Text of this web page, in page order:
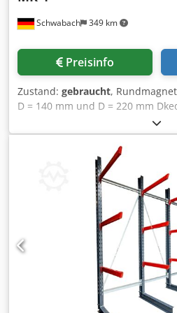
zuentnehmen). - Beidseitig
Führungssystem X-Achse: Der
bombierter Zahnform - Dies
Das Untersetzungsgetriebe
Bearbeitungsqualität und
Lagerung erfolgt mittels
geschliffenen Linearführungen
Kugelumlaufbacken. -
Lagerung erfolgt mittels
geschliffenen Linearführungen
Kugelumlaufbacken. Die Y-
geschliffenen
Führungssystem Z-Achse: Die
gekapselter, auf gehärteten und
Linearführungen laufenden
Achse wird mittels einer
positioniert. - Automatische
Schwabach 349 km
Preisinfo
Zustand: gebraucht,
D = 140 mm und D = 220 mm